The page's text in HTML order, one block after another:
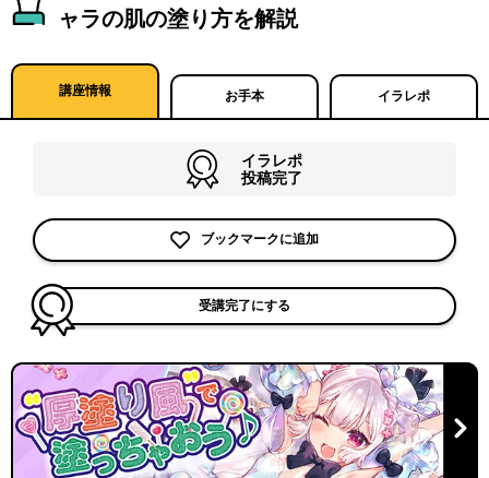
ャラの肌の塗り方を解説
講座情報 お手本 イラレポ
イラレポ
投稿完了
ブックマークに追加
受講完了にする